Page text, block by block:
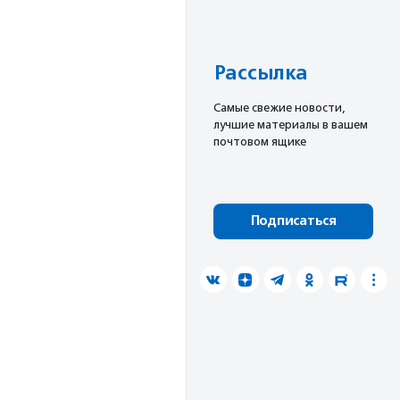
Рассылка
Cамые свежие новости,
лучшие материалы в вашем
почтовом ящике
Подписаться